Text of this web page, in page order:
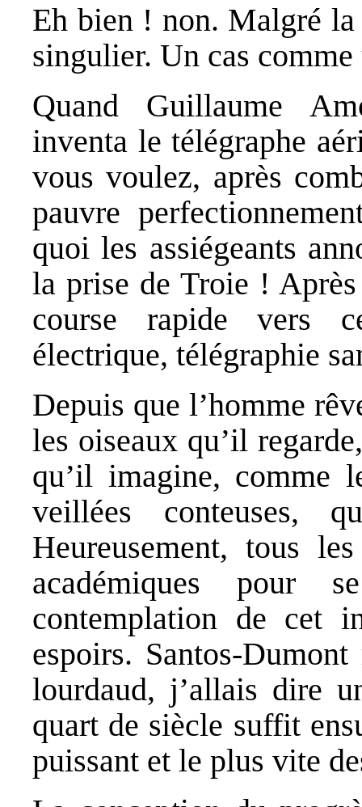
Eh bien ! non. Malgré la
singulier. Un cas
Quand Guillaume
inventa le télégraphe
vous voulez, après
pauvre
quoi les assiégeants
la prise de Troie !
course rapide vers
électrique, télégraphie
Depuis que l’homme
les oiseaux qu’il
qu’il imagine, comme
veillées conteuses,
Heureusement, tous
académiques pour
contemplation de cet
espoirs. Santos-
lourdaud, j’allais dire
quart de siècle suffit
puissant et le plus vite